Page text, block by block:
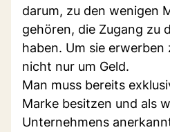
darum, zu den wenigen
gehören, die Zugang zu
haben. Um sie
nicht nur um Geld.
Man muss bereits
Marke besitzen und als
Unternehmens